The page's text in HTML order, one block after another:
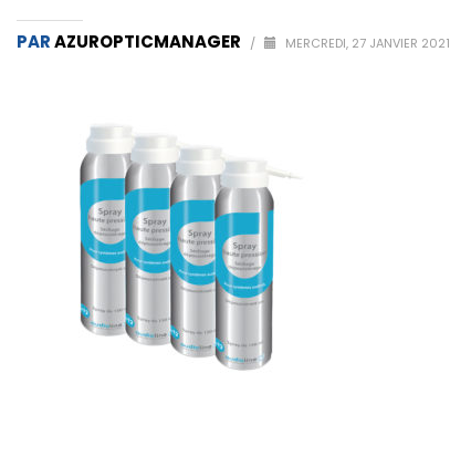
PARAZUROPTICMANAGER / MERCREDI, 27 JANVIER 2021